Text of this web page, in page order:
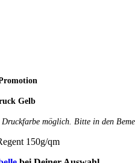
Gelb
möglich. Bitte in den
150g/qm